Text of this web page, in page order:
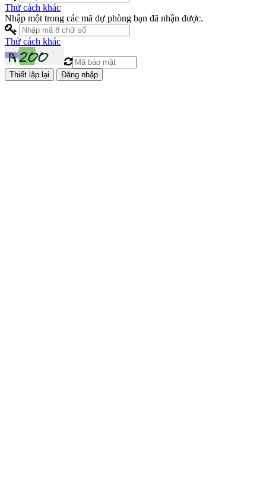
Thử cách khác
Nhập một trong các mã dự phòng bạn đã nhận được.
Thử cách khác
Đăng nhập